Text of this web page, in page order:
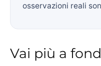
osservazioni reali
Vai più a